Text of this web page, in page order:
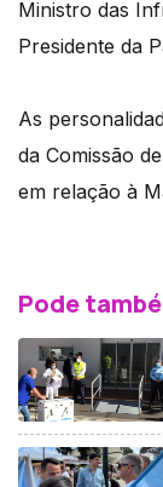
Ministro das
Presidente da
As
da Comissão
em relação à
Pode